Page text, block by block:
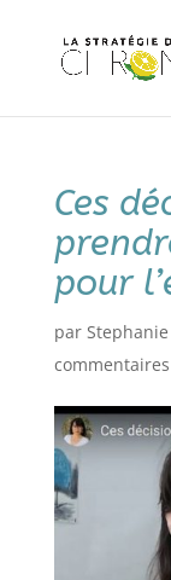
Ces
pour
par Stephanie
commentaires